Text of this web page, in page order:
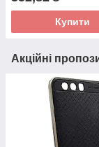
Купити
Акційні